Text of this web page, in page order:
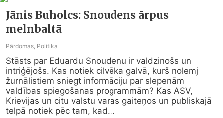
Jānis Buholcs: Snoudens ārpus
melnbaltā
Pārdomas, Politika
Stāsts par Eduardu Snoudenu ir valdzinošs un
intriģējošs. Kas notiek cilvēka galvā, kurš nolemj
žurnālistiem sniegt informāciju par slepenām
valdības spiegošanas programmām? Kas ASV,
Krievijas un citu valstu varas gaiteņos un publiskajā
telpā notiek pēc tam, kad...